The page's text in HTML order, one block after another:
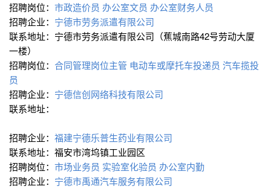
招聘岗位： 市政造价员 办公室文员 办公室财务人员
招聘企业： 宁德市劳务派遣有限公司
联系地址：宁德市劳务派遣有限公司（蕉城南路42号劳动大厦
一楼）
招聘岗位： 合同管理岗位主管 电动车或摩托车投递员 汽车揽投
员
招聘企业： 宁德信创网络科技有限公司
联系地址：
招聘企业： 福建宁德乐普生药业有限公司
联系地址：福安市湾坞镇工业园区
招聘岗位： 市场业务员 实验室化验员 办公室内勤
招聘企业： 宁德市禹通汽车服务有限公司